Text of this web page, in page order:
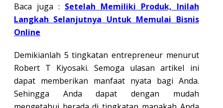
Baca juga : Setelah Memiliki Produk, Inilah
Langkah Selanjutnya Untuk Memulai Bisnis
Online
Demikianlah 5 tingkatan entrepreneur menurut
Robert T Kiyosaki. Semoga ulasan artikel ini
dapat memberikan manfaat nyata bagi Anda.
Sehingga Anda dapat dengan mudah